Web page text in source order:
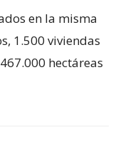
en la misma
1.500 viviendas
hectáreas